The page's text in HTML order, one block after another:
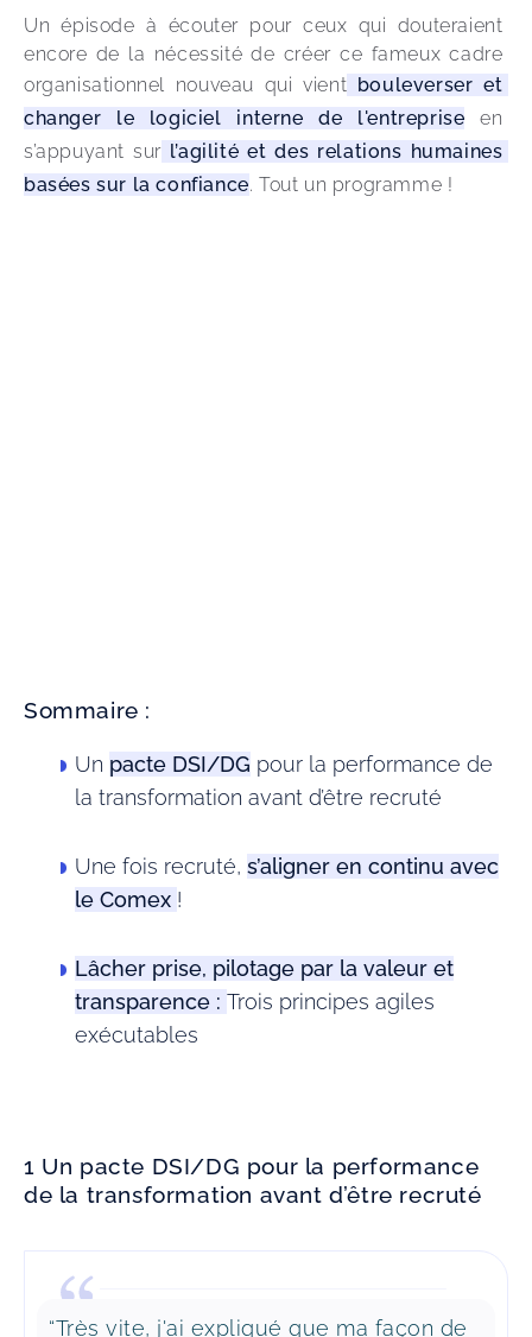
Un épisode à écouter pour ceux qui douteraient
encore de la nécessité de créer ce fameux cadre
organisationnel nouveau qui vient bouleverser et
changer le logiciel interne de l'entreprise en
s’appuyant sur l’agilité et des relations humaines
basées sur la confiance. Tout un programme !
Sommaire :
Un pacte DSI/DG pour la performance de
la transformation avant d’être recruté
Une fois recruté, s’aligner en continu avec
le Comex !
Lâcher prise, pilotage par la valeur et
transparence : Trois principes agiles
exécutables
1 Un pacte DSI/DG pour la performance
de la transformation avant d’être recruté
“Très vite, j'ai expliqué que ma façon de